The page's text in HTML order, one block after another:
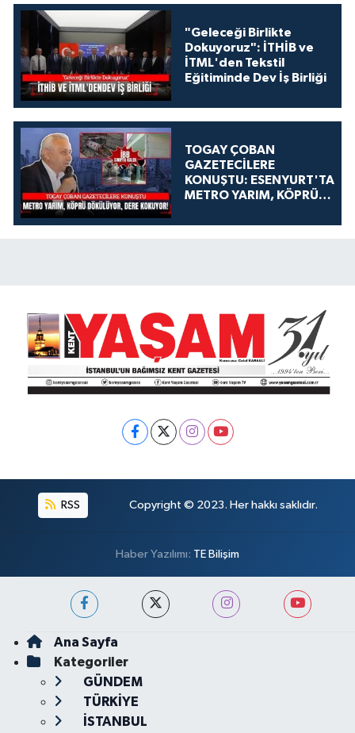
"Geleceği Birlikte
Dokuyoruz": İTHİB ve
İTML'den Tekstil
Eğitiminde Dev İş Birliği
TOGAY ÇOBAN
GAZETECİLERE
KONUŞTU: ESENYURT'TA
METRO YARIM, KÖPRÜ
KOKUYOR!
RSS Copyright © 2023. Her hakkı saklıdır.
Haber Yazılımı: TE Bilişim
Ana Sayfa
Kategoriler
GÜNDEM
TÜRKİYE
İSTANBUL